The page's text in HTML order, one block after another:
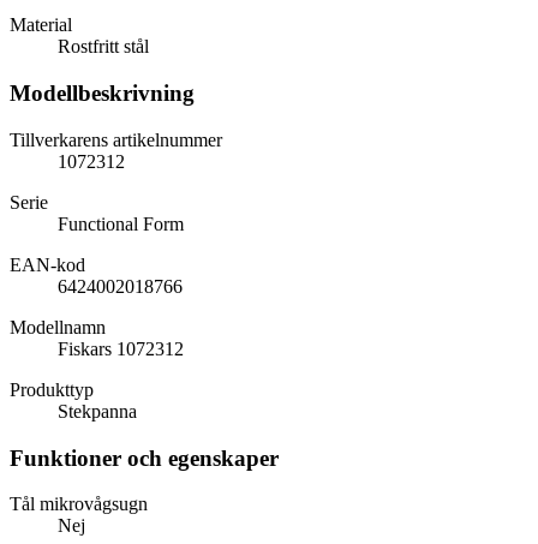
Material
Rostfritt stål
Modellbeskrivning
Tillverkarens artikelnummer
1072312
Serie
Functional Form
EAN-kod
6424002018766
Modellnamn
Fiskars 1072312
Produkttyp
Stekpanna
Funktioner och egenskaper
Tål mikrovågsugn
Nej